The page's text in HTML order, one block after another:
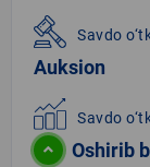
Savdo
Auksion
Savdo
Oshirib